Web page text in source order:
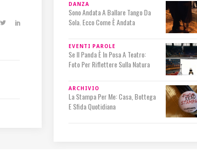
DANZA
Sono Andata A Ballare Tango Da
Sola. Ecco Come È Andata
EVENTI PAROLE
Se Il Panda È In Posa A Teatro:
Foto Per Riflettere Sulla Natura
ARCHIVIO
La Stampa Per Me: Casa, Bottega
E Sfida Quotidiana